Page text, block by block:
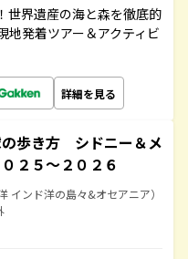
世界遺産の海と森を徹底的
地発着ツアー＆アクティビ
詳細を見る
歩き方 シドニー＆メ
２５～２０２６
インド洋の島々&オセアニア）